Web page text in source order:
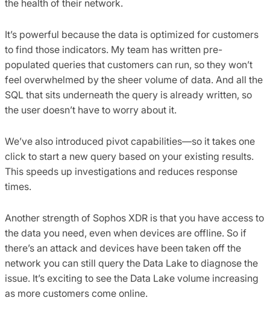
the health of their network.
It’s powerful because the data is optimized for customers
to find those indicators. My team has written pre-
populated queries that customers can run, so they won’t
feel overwhelmed by the sheer volume of data. And all the
SQL that sits underneath the query is already written, so
the user doesn’t have to worry about it.
We’ve also introduced pivot capabilities—so it takes one
click to start a new query based on your existing results.
This speeds up investigations and reduces response
times.
Another strength of Sophos XDR is that you have access to
the data you need, even when devices are offline. So if
there’s an attack and devices have been taken off the
network you can still query the Data Lake to diagnose the
issue. It’s exciting to see the Data Lake volume increasing
as more customers come online.